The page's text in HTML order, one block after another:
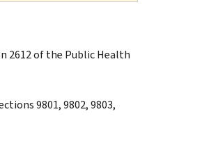
2612 of the Public Health
9801, 9802, 9803,